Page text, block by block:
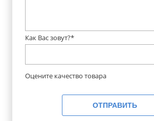
Как Вас зовут?*
Оцените качество товара
ОТПРАВИТЬ